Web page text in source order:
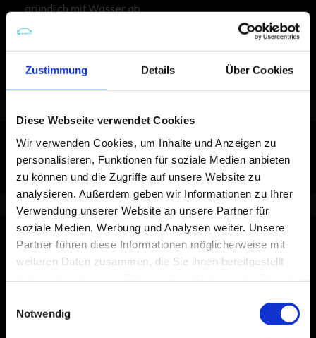
Zustimmung Details Über Cookies
Diese Webseite verwendet Cookies
Wir verwenden Cookies, um Inhalte und Anzeigen zu
personalisieren, Funktionen für soziale Medien anbieten
zu können und die Zugriffe auf unsere Website zu
analysieren. Außerdem geben wir Informationen zu Ihrer
Verwendung unserer Website an unsere Partner für
soziale Medien, Werbung und Analysen weiter. Unsere
Partner führen diese Informationen möglicherweise mit
weiteren Daten zusammen, die Sie ihnen bereitgestellt
Notwendig
gründlich mit Wasser ab.
Reinigen Sie die Exterior Detail Brush nach Gebrauch
gründlich und lassen Sie sie an der Luft trocknen.
Spezifikationen
Wissensdatenbank
Zugehörige Tipps & Tricks für den Einstieg in die Stipt